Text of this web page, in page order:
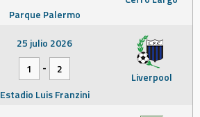
Parque Palermo
Liverpool
25 julio 2026
1
-
2
Estadio Luis Franzini